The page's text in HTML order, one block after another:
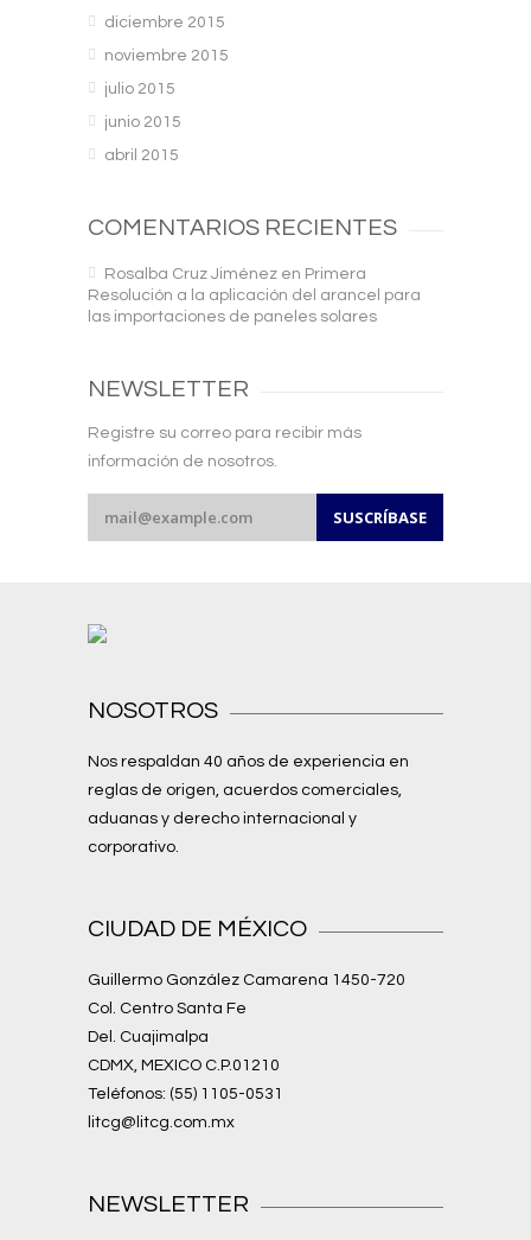
diciembre 2015
noviembre 2015
julio 2015
junio 2015
abril 2015
COMENTARIOS RECIENTES
Rosalba Cruz Jiménez en Primera
Resolución a la aplicación del arancel para
las importaciones de paneles solares
NEWSLETTER
Registre su correo para recibir más
información de nosotros.
NOSOTROS
Nos respaldan 40 años de experiencia en
reglas de origen, acuerdos comerciales,
aduanas y derecho internacional y
corporativo.
CIUDAD DE MÉXICO
Guillermo González Camarena 1450-720
Col. Centro Santa Fe
Del. Cuajimalpa
CDMX, MEXICO C.P.01210
Teléfonos: (55) 1105-0531
litcg@litcg.com.mx
NEWSLETTER